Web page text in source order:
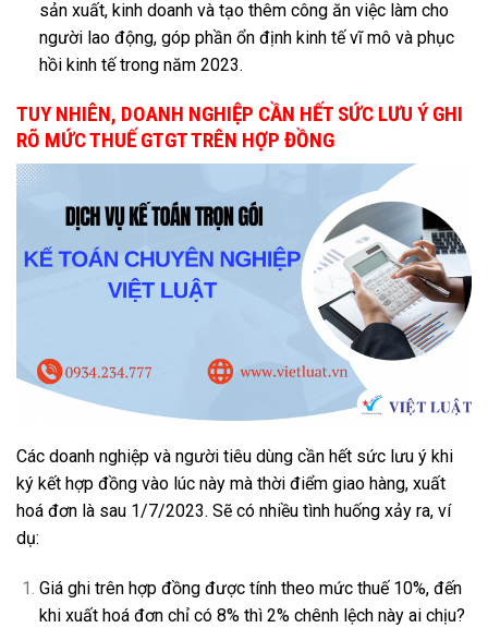
sản xuất, kinh doanh và tạo thêm công ăn việc làm cho
người lao động, góp phần ổn định kinh tế vĩ mô và phục
hồi kinh tế trong năm 2023.
TUY NHIÊN, DOANH NGHIỆP CẦN HẾT SỨC LƯU Ý GHI
RÕ MỨC THUẾ GTGT TRÊN HỢP ĐỒNG
Các doanh nghiệp và người tiêu dùng cần hết sức lưu ý khi
ký kết hợp đồng vào lúc này mà thời điểm giao hàng, xuất
hoá đơn là sau 1/7/2023. Sẽ có nhiều tình huống xảy ra, ví
dụ:
Giá ghi trên hợp đồng được tính theo mức thuế 10%, đến
khi xuất hoá đơn chỉ có 8% thì 2% chênh lệch này ai chịu?